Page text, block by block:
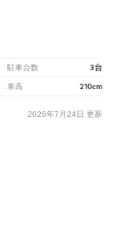
駐車台数 3台
車高 210cm
2026年7月24日 更新